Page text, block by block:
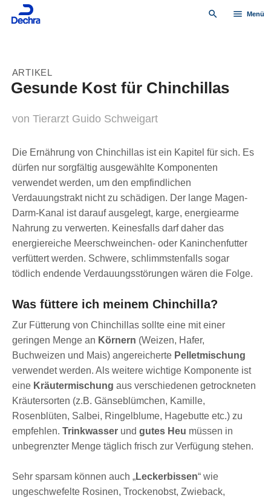
search menu Menü
ARTIKEL
Gesunde Kost für Chinchillas
von Tierarzt Guido Schweigart
Die Ernährung von Chinchillas ist ein Kapitel für sich. Es
dürfen nur sorgfältig ausgewählte Komponenten
verwendet werden, um den empfindlichen
Verdauungstrakt nicht zu schädigen. Der lange Magen-
Darm-Kanal ist darauf ausgelegt, karge, energiearme
Nahrung zu verwerten. Keinesfalls darf daher das
energiereiche Meerschweinchen- oder Kaninchenfutter
verfüttert werden. Schwere, schlimmstenfalls sogar
tödlich endende Verdauungsstörungen wären die Folge.
Was füttere ich meinem Chinchilla?
Zur Fütterung von Chinchillas sollte eine mit einer
geringen Menge an Körnern (Weizen, Hafer,
Buchweizen und Mais) angereicherte Pelletmischung
verwendet werden. Als weitere wichtige Komponente ist
eine Kräutermischung aus verschiedenen getrockneten
Kräutersorten (z.B. Gänseblümchen, Kamille,
Rosenblüten, Salbei, Ringelblume, Hagebutte etc.) zu
empfehlen. Trinkwasser und gutes Heu müssen in
unbegrenzter Menge täglich frisch zur Verfügung stehen.
Sehr sparsam können auch „Leckerbissen“ wie
ungeschwefelte Rosinen, Trockenobst, Zwieback,